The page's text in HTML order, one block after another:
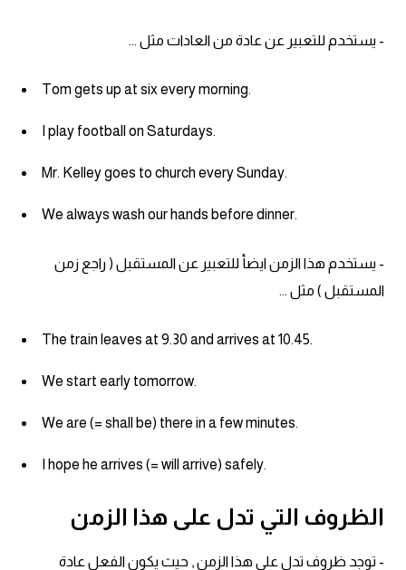
- يستخدم للتعبير عن عادة من العادات مثل ...
Tom gets up at six every morning.
I play football on Saturdays.
Mr. Kelley goes to church every Sunday.
We always wash our hands before dinner.
- يستخدم هذا الزمن ايضأ للتعبير عن المستقبل ( راجع زمن
المستقبل ) مثل ...
The train leaves at 9.30 and arrives at 10.45.
We start early tomorrow.
We are (= shall be) there in a few minutes.
I hope he arrives (= will arrive) safely.
الظروف التي تدل على هذا الزمن
- توجد ظروف تدل على هذا الزمن , حيث يكون الفعل عادة